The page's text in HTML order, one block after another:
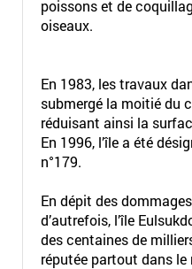
poissons et de
oiseaux.
En 1983, les travaux
submergé la moitié du
réduisant ainsi la
En 1996, l’île a été
n°179.
En dépit des
d’autrefois, l’île
des centaines de
réputée partout dans le